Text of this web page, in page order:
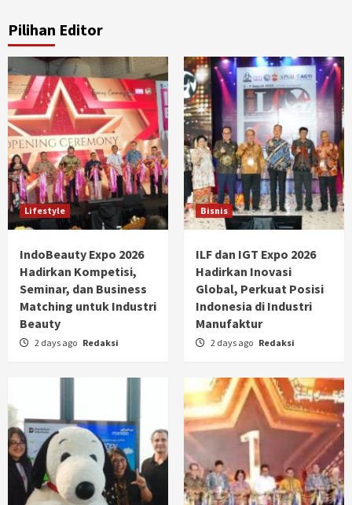
Pilihan Editor
Lifestyle
IndoBeauty Expo 2026
Hadirkan Kompetisi,
Seminar, dan Business
Matching untuk Industri
Beauty
2 days ago Redaksi
Bisnis
ILF dan IGT Expo 2026
Hadirkan Inovasi
Global, Perkuat Posisi
Indonesia di Industri
Manufaktur
2 days ago Redaksi